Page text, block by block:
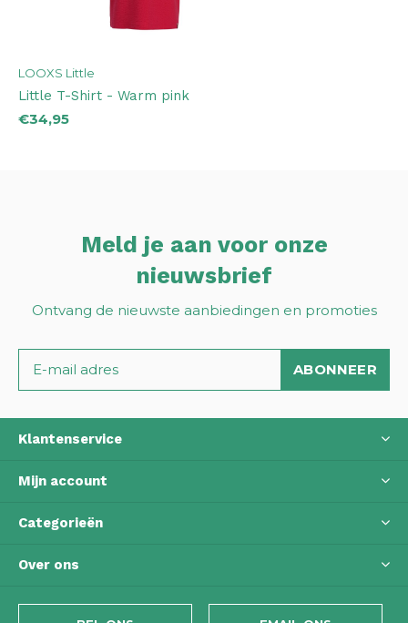
LOOXS Little
Little T-Shirt - Warm pink
€34,95
Meld je aan voor onze
nieuwsbrief
Ontvang de nieuwste aanbiedingen en promoties
ABONNEER
Klantenservice
Mijn account
Categorieën
Over ons